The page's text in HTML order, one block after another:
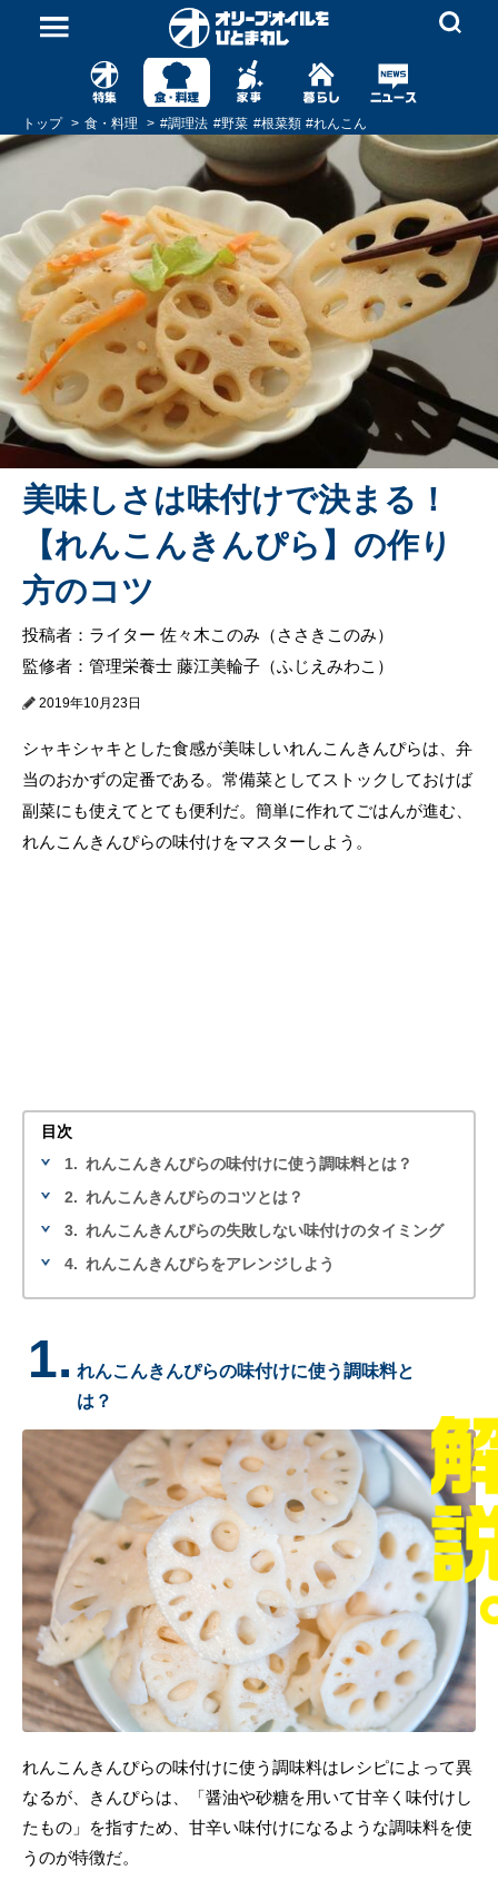
トップ 食・料理 #調理法 #野菜 #根菜類 #れんこん
美味しさは味付けで決まる！
【れんこんきんぴら】の作り
方のコツ
投稿者：ライター 佐々木このみ（ささきこのみ）
監修者：管理栄養士 藤江美輪子（ふじえみわこ）
2019年10月23日
シャキシャキとした食感が美味しいれんこんきんぴらは、弁
当のおかずの定番である。常備菜としてストックしておけば
副菜にも使えてとても便利だ。簡単に作れてごはんが進む、
れんこんきんぴらの味付けをマスターしよう。
目次
1. れんこんきんぴらの味付けに使う調味料とは？
2. れんこんきんぴらのコツとは？
3. れんこんきんぴらの失敗しない味付けのタイミング
4. れんこんきんぴらをアレンジしよう
1. れんこんきんぴらの味付けに使う調味料と
は？
れんこんきんぴらの味付けに使う調味料はレシピによって異
なるが、きんぴらは、「醤油や砂糖を用いて甘辛く味付けし
たもの」を指すため、甘辛い味付けになるような調味料を使
うのが特徴だ。